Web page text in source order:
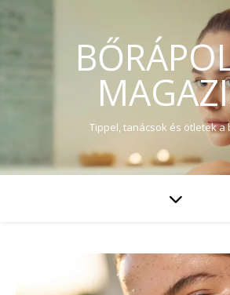
Tippel, tanácsok és ötletek a